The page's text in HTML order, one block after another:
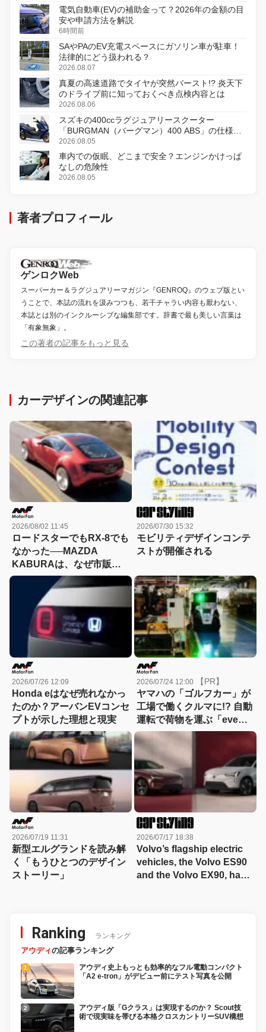
電気自動車(EV)の補助金って？2026年の金額の目
安や申請方法を解説
6時間前
SAやPAのEV充電スペースにガソリン車が駐車！
法律的にどう扱われる？
2026.08.07
真夏の高速道路でタイヤが突然バースト!? 炎天下
のドライブ前に知っておくべき点検内容とは
2026.08.06
スズキの400ccラグジュアリースクーター
「BURGMAN（バーグマン）400 ABS」の仕様を
変更し、8月18日に発売
2026.08.05
車内での仮眠、どこまで安全？エンジンかけっぱ
なしの危険性
2026.08.05
著者プロフィール
ゲンロクWeb
スーパーカー＆ラグジュアリーマガジン『GENROQ』のウェブ版とい
うことで、本誌の流れを汲みつつも、若干チャラい内容も厭わない、
本誌とは別のインクルーシブな編集部です。辞書で最も美しい言葉は
「有象無象」。
この著者の記事をもっと見る
カーデザインの関連記事
2026/08/02 11:45
ロードスターでもRX-8でも
なかった──MAZDA
KABURAは、なぜ市販さ
れなかったのか？
2026/07/30 15:32
モビリティデザインコンテ
ストが開催される
2026/07/26 12:09
Honda eはなぜ売れなかっ
たのか？アーバンEVコンセ
プトが示した理想と現実
2026/07/24 12:00 【PR】
ヤマハの「ゴルフカー」が
工場で働くクルマに!? 自動
運転で荷物を運ぶ「eve
auto」はどうやって生まれ
た？
2026/07/19 11:31
新型エルグランドを読み解
く「もうひとつのデザイン
ストーリー」
2026/07/17 18:38
Volvo’s flagship electric
vehicles, the Volvo ES90
and the Volvo EX90, have
Ranking ランキング
アウディの記事ランキング
アウディ史上もっとも効率的なフル電動コンパクト
「A2 e-tron」がデビュー前にテスト写真を公開
アウディ版「Gクラス」は実現するのか？ Scout技
術で現実味を帯びる本格クロスカントリーSUV構想